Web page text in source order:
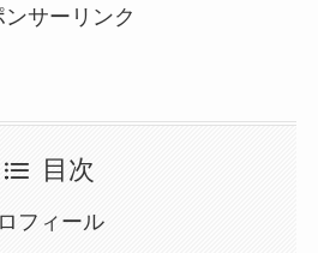
ンサーリンク
目次
フィール